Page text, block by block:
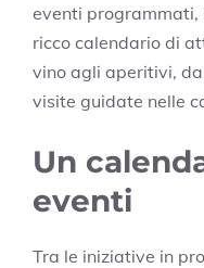
eventi programmati,
ricco calendario di
vino agli aperitivi,
visite guidate nelle
Un
eventi
Tra le iniziative in